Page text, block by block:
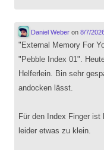
Daniel Weberon 8/7/
"External Memory For
"Pebble Index 01".
Helferlein. Bin sehr
andocken lässt.
Für den Index Finger
leider etwas zu klein.